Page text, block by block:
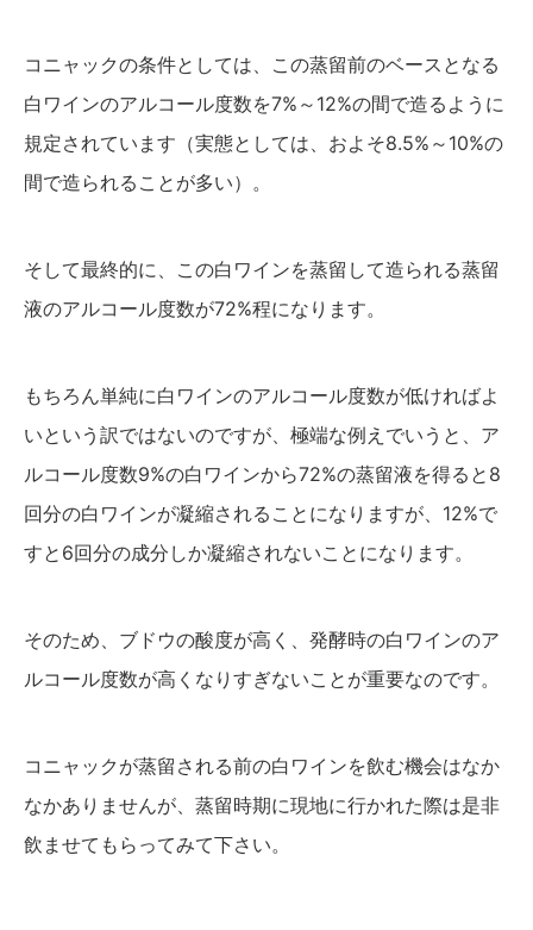
コニャックの条件としては、この蒸留前のベースとなる
白ワインのアルコール度数を7%～12%の間で造るように
規定されています（実態としては、およそ8.5%～10%の
間で造られることが多い）。
そして最終的に、この白ワインを蒸留して造られる蒸留
液のアルコール度数が72%程になります。
もちろん単純に白ワインのアルコール度数が低ければよ
いという訳ではないのですが、極端な例えでいうと、ア
ルコール度数9%の白ワインから72%の蒸留液を得ると8
回分の白ワインが凝縮されることになりますが、12%で
すと6回分の成分しか凝縮されないことになります。
そのため、ブドウの酸度が高く、発酵時の白ワインのア
ルコール度数が高くなりすぎないことが重要なのです。
コニャックが蒸留される前の白ワインを飲む機会はなか
なかありませんが、蒸留時期に現地に行かれた際は是非
飲ませてもらってみて下さい。